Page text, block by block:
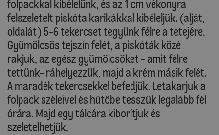
folpackkal kibélelünk, és az 1 cm vékonyra
felszeletelt piskóta karikákkal kibéleljük. (alját,
oldalát) 5-6 tekercset tegyünk félre a tetejére.
Gyümölcsös tejszín felét, a piskóták közé
rakjuk, az egész gyümölcsöket - amit félre
tettünk- ráhelyezzük, majd a krém másik felét.
A maradék tekercsekkel befedjük. Letakarjuk a
folpack széleivel és hűtőbe tesszük legalább fél
órára. Majd egy tálcára kiborítjuk és
szeletelhetjük.